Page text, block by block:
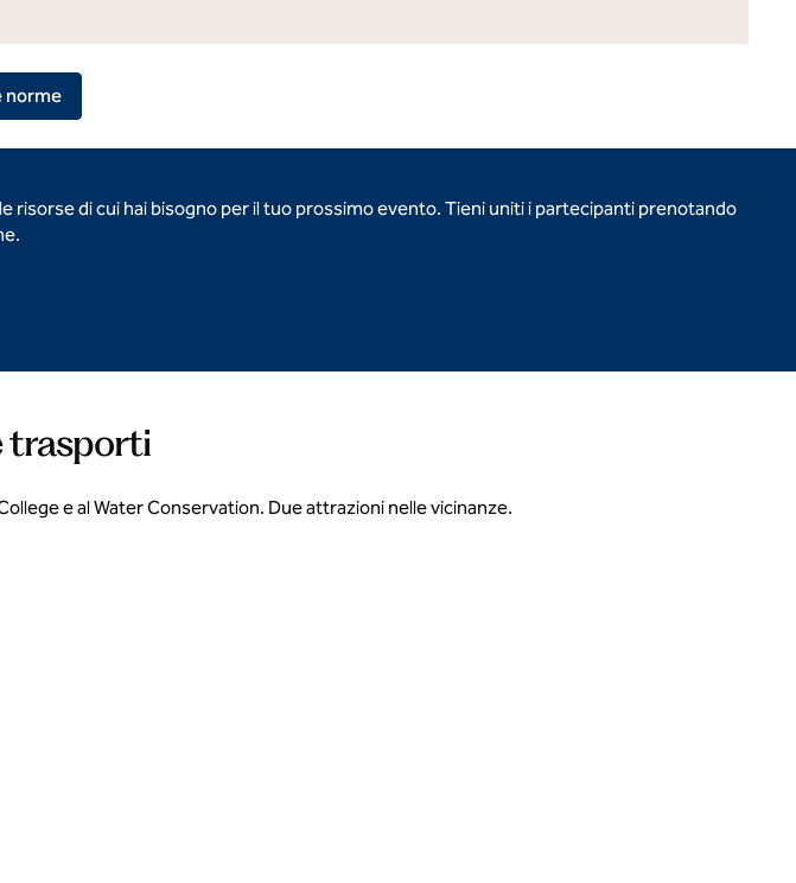
norme
risorse di cui hai bisogno per il tuo prossimo evento. Tieni uniti i partecipanti prenotando
trasporti
e al Water Conservation. Due attrazioni nelle vicinanze.